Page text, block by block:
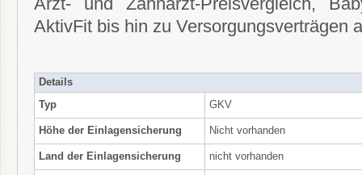
AktivFit bis hin zu Versorgungsverträgen
Details
Typ
GKV
Höhe der Einlagensicherung Nicht vorhanden
Land der Einlagensicherung nicht vorhanden